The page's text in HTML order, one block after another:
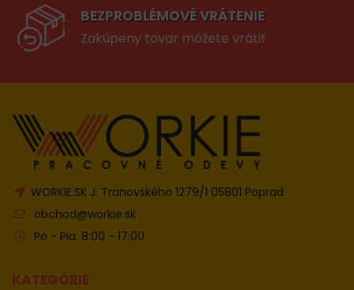
BEZPROBLÉMOVÉ VRÁTENIE
Zakúpeny tovar môžete vrátiť
WORKIE.SK J. Tranovského 1279/1 05801 Poprad
obchod@workie.sk
Po - Pia: 8:00 - 17:00
KATEGÓRIE